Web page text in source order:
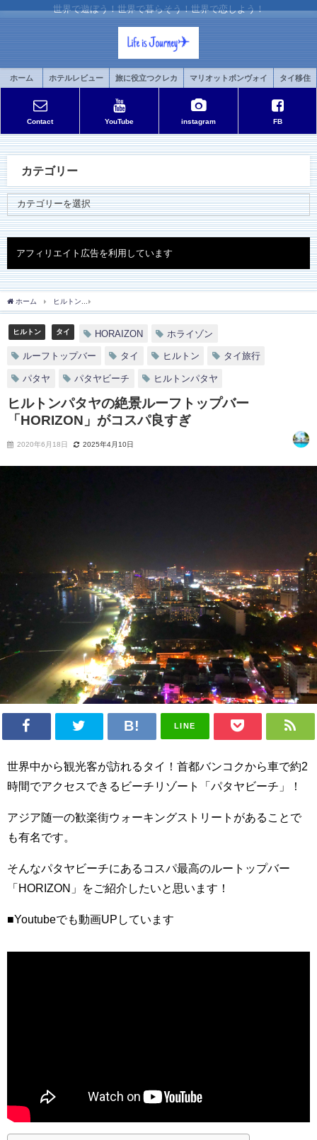
世界で遊ぼう！世界で暮らそう！世界で恋しよう！
ホーム ホテルレビュー 旅に役立つクレカ マリオットボンヴォイ タイ移住
Contact YouTube instagram FB
カテゴリー
アフィリエイト広告を利用しています
ホーム ヒルトン
ヒルトン タイ HORAIZON ホライゾン
ルーフトップバー タイ ヒルトン タイ旅行
パタヤ パタヤビーチ ヒルトンパタヤ
ヒルトンパタヤの絶景ルーフトップバー
「HORIZON」がコスパ良すぎ
2020年6月18日 2025年4月10日
LINE
世界中から観光客が訪れるタイ！首都バンコクから車で約2
時間でアクセスできるビーチリゾート「パタヤビーチ」！
アジア随一の歓楽街ウォーキングストリートがあることで
も有名です。
そんなパタヤビーチにあるコスパ最高のルートップバー
「HORIZON」をご紹介したいと思います！
■Youtubeでも動画UPしています